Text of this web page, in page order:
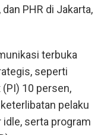
PHR di Jakarta,
terbuka
seperti
10 persen,
pelaku
idle, serta program